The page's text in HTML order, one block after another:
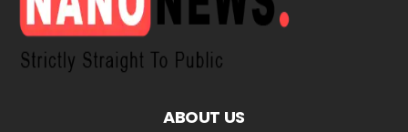
ABOUT US